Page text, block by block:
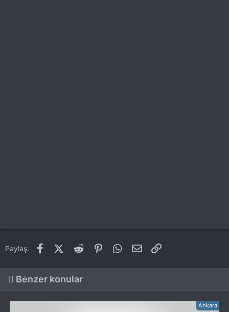
Paylaş: FacebookX (Twitter)
Reddit PinterestWhatsApp
E-posta
Benzer konular
Ankara